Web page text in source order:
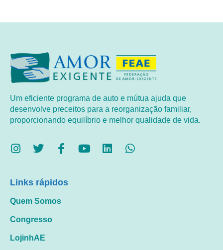
Um eficiente programa de auto e mútua ajuda que
desenvolve preceitos para a reorganização familiar,
proporcionando equilíbrio e melhor qualidade de vida.
Links rápidos
Quem Somos
Congresso
LojinhAE